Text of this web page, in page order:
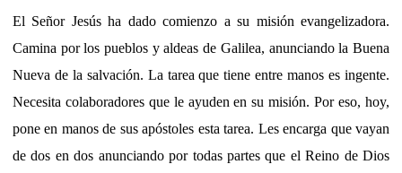
El Señor Jesús ha dado comienzo a su misión evangelizadora.
Camina por los pueblos y aldeas de Galilea, anunciando la Buena
Nueva de la salvación. La tarea que tiene entre manos es ingente.
Necesita colaboradores que le ayuden en su misión. Por eso, hoy,
pone en manos de sus apóstoles esta tarea. Les encarga que vayan
de dos en dos anunciando por todas partes que el Reino de Dios